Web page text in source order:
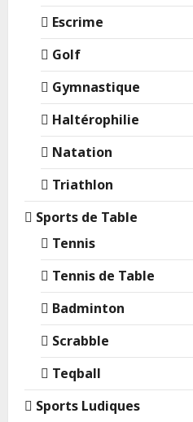
Escrime
Golf
Gymnastique
Haltérophilie
Natation
Triathlon
Sports de Table
Tennis
Tennis de Table
Badminton
Scrabble
Teqball
Sports Ludiques